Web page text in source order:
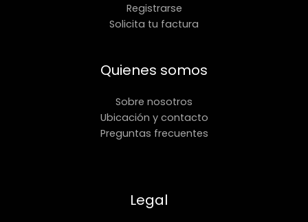
Registrarse
Solicita tu factura
Quienes somos
Sobre nosotros
Ubicación y contacto
Preguntas frecuentes
Legal